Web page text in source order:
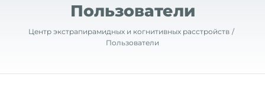
Пользователи
Центр экстрапирамидных и когнитивных расстройств
Пользователи